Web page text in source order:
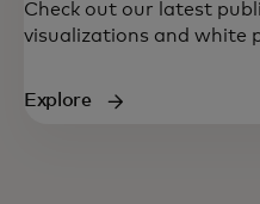
Check out our latest
visualizations and white
Explore